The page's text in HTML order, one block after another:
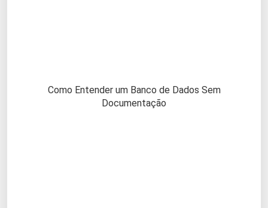
Como Entender um Banco de Dados Sem
Documentação